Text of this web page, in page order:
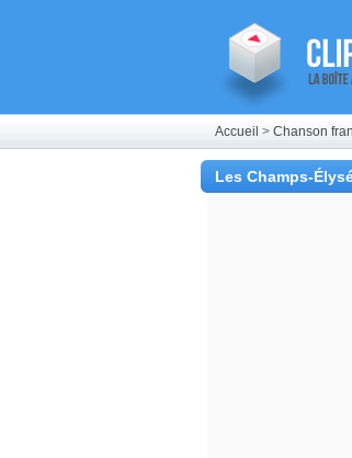
Accueil > Chanson
Les Champs-